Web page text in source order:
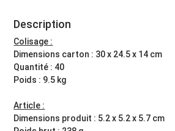
Description
Colisage :
Dimensions carton : 30 x 24.5 x 14 cm
Quantité : 40
Poids : 9.5 kg
Article :
Dimensions produit : 5.2 x 5.2 x 5.7 cm